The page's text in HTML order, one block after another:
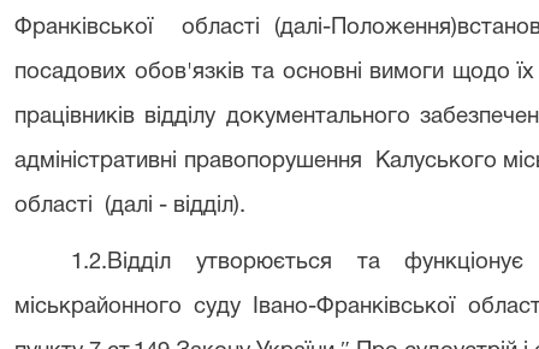
Франківської області (далі-
посадових обов'язків та основні вимоги щодо їх
працівників відділу документального
адміністративні правопорушення Калуського
області (далі - відділ).
1.2.Відділ утворюється та
міськрайонного суду Івано-Франківської